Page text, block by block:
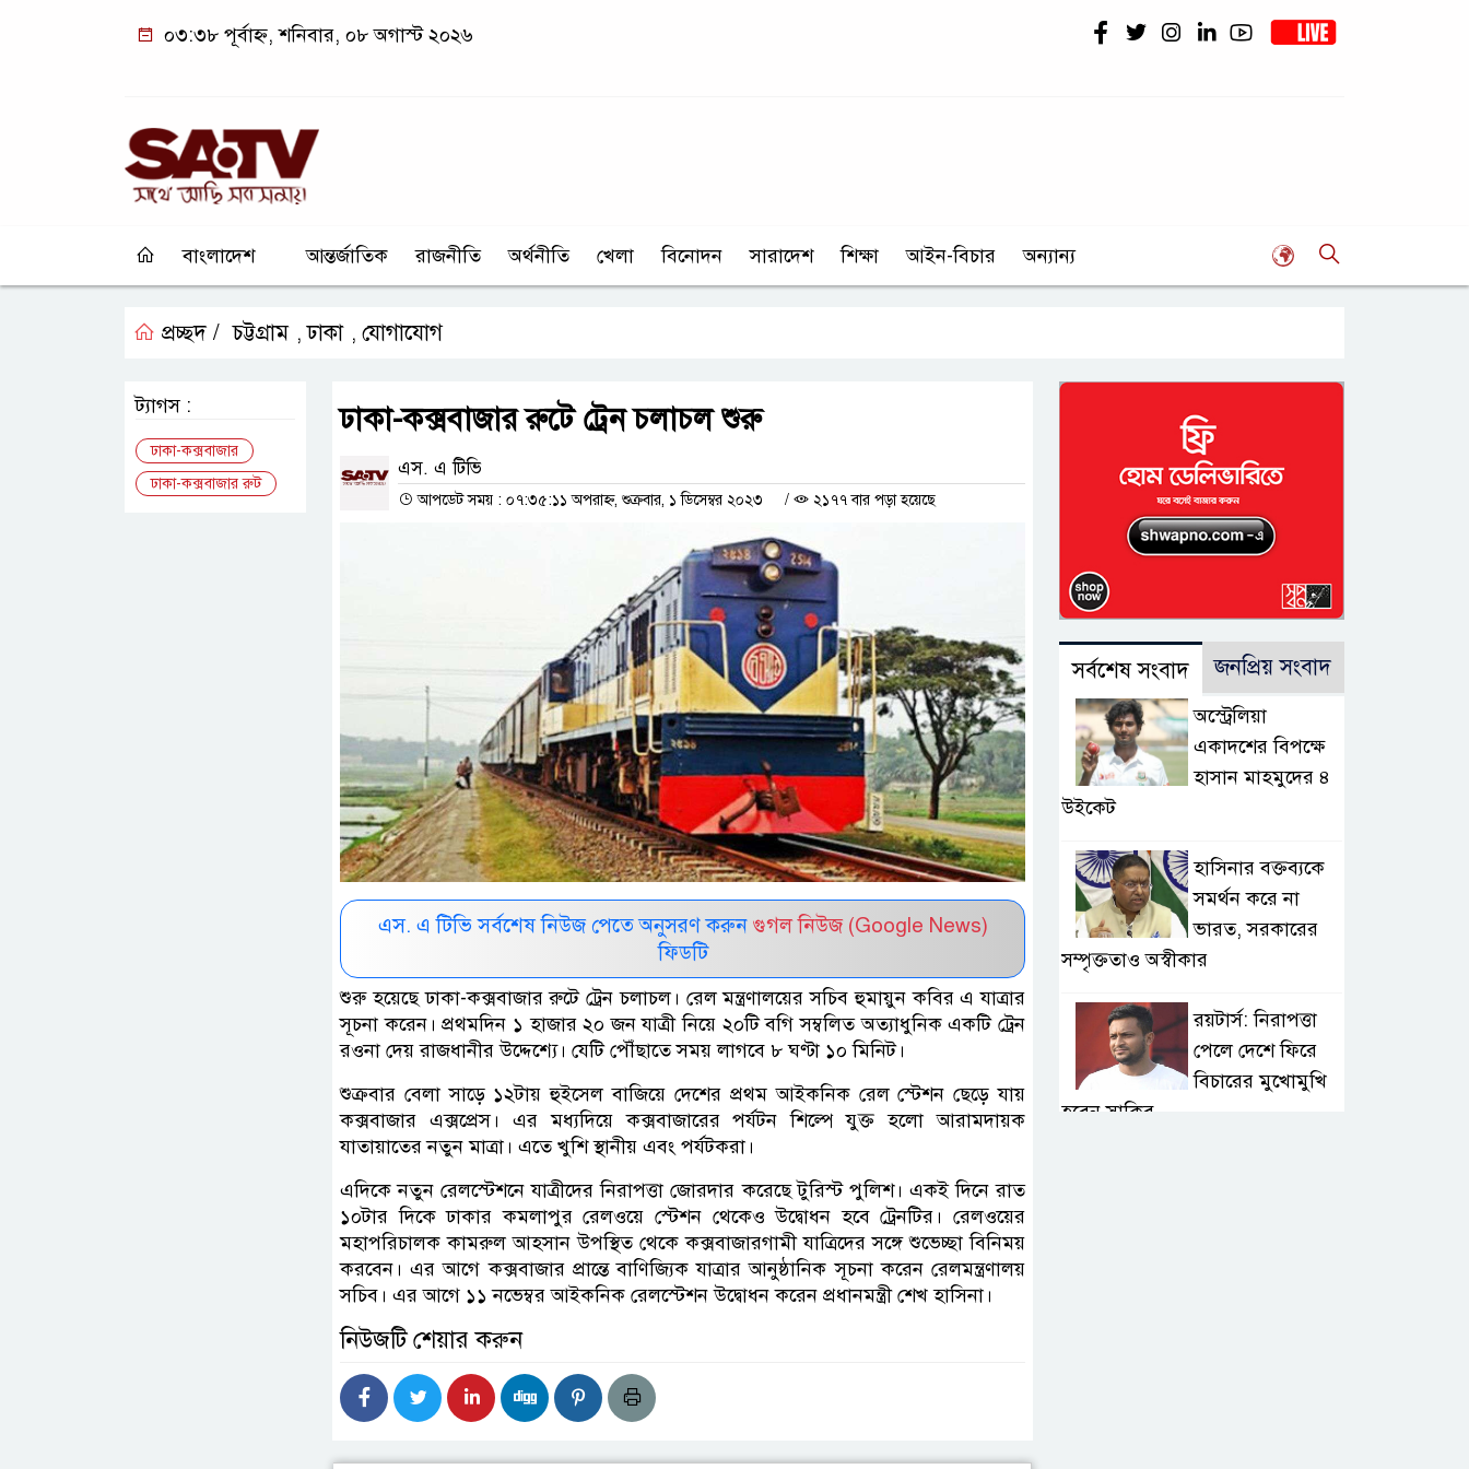
০৩:৩৮ পূর্বাহ্ন, শনিবার, ০৮ অগাস্ট ২০২৬
বাংলাদেশ আন্তর্জাতিক রাজনীতি অর্থনীতি খেলা বিনোদন সারাদেশ শিক্ষা আইন-বিচার অন্যান্য
প্রচ্ছদ / চট্টগ্রাম ,ঢাকা , যোগাযোগ
ঢাকা-কক্সবাজার রুটে ট্রেন চলাচল শুরু
এস. এ টিভি
আপডেট সময় : ০৭:৩৫:১১ অপরাহ্ন, শুক্রবার, ১ ডিসেম্বর ২০২৩ / ২১৭৭ বার পড়া হয়েছে
এস. এ টিভি সর্বশেষ নিউজ পেতে অনুসরণ করুন গুগল নিউজ (Google News)
ফিডটি
শুরু হয়েছে ঢাকা-কক্সবাজার রুটে ট্রেন চলাচল। রেল মন্ত্রণালয়ের সচিব হুমায়ুন কবির এ যাত্রার
সূচনা করেন। প্রথমদিন ১ হাজার ২০ জন যাত্রী নিয়ে ২০টি বগি সম্বলিত অত্যাধুনিক একটি ট্রেন
রওনা দেয় রাজধানীর উদ্দেশ্যে। যেটি পৌঁছাতে সময় লাগবে ৮ ঘণ্টা ১০ মিনিট।
শুক্রবার বেলা সাড়ে ১২টায় হুইসেল বাজিয়ে দেশের প্রথম আইকনিক রেল স্টেশন ছেড়ে যায়
কক্সবাজার এক্সপ্রেস। এর মধ্যদিয়ে কক্সবাজারের পর্যটন শিল্পে যুক্ত হলো আরামদায়ক
যাতায়াতের নতুন মাত্রা। এতে খুশি স্থানীয় এবং পর্যটকরা।
এদিকে নতুন রেলস্টেশনে যাত্রীদের নিরাপত্তা জোরদার করেছে টুরিস্ট পুলিশ। একই দিনে রাত
১০টার দিকে ঢাকার কমলাপুর রেলওয়ে স্টেশন থেকেও উদ্বোধন হবে ট্রেনটির। রেলওয়ের
মহাপরিচালক কামরুল আহসান উপস্থিত থেকে কক্সবাজারগামী যাত্রিদের সঙ্গে শুভেচ্ছা বিনিময়
করবেন। এর আগে কক্সবাজার প্রান্তে বাণিজ্যিক যাত্রার আনুষ্ঠানিক সূচনা করেন রেলমন্ত্রণালয়
সচিব। এর আগে ১১ নভেম্বর আইকনিক রেলস্টেশন উদ্বোধন করেন প্রধানমন্ত্রী শেখ হাসিনা।
নিউজটি শেয়ার করুন
ট্যাগস :
ঢাকা-কক্সবাজার
ঢাকা-কক্সবাজার রুট
সর্বশেষ সংবাদ জনপ্রিয় সংবাদ
অস্ট্রেলিয়া
একাদশের বিপক্ষে
হাসান মাহমুদের ৪
উইকেট
হাসিনার বক্তব্যকে
সমর্থন করে না
ভারত, সরকারের
সম্পৃক্ততাও অস্বীকার
রয়টার্স: নিরাপত্তা
পেলে দেশে ফিরে
বিচারের মুখোমুখি
হবেন সাকিব